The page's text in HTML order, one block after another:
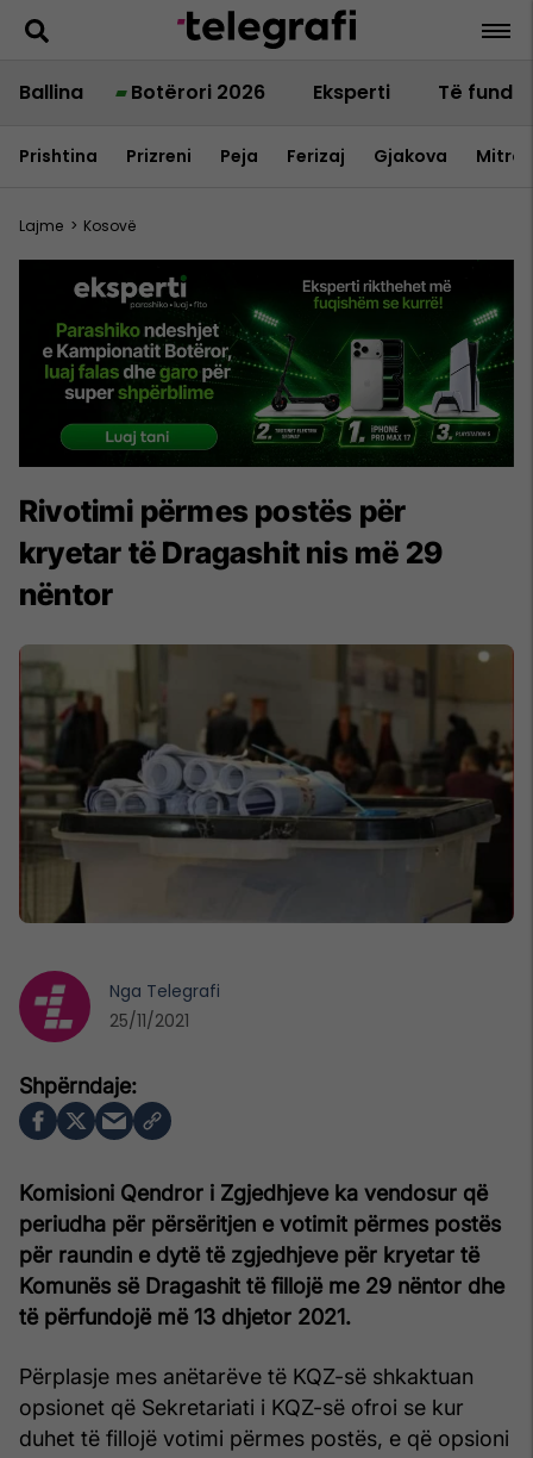
Ballina Botërori 2026 Eksperti Të fundit
Prishtina Prizreni Peja Ferizaj Gjakova
Lajme > Kosovë
Rivotimi përmes postës për
kryetar të Dragashit nis më 29
nëntor
Komisioni Qendror i Zgjedhjeve ka vendosur që
periudha për përsëritjen e votimit përmes postës
për raundin e dytë të zgjedhjeve për kryetar të
Komunës së Dragashit të fillojë me 29 nëntor dhe
të përfundojë më 13 dhjetor 2021.
Përplasje mes anëtarëve të KQZ-së shkaktuan
opsionet që Sekretariati i KQZ-së ofroi se kur
duhet të fillojë votimi përmes postës, e që opsioni
Nga Telegrafi
25/11/2021